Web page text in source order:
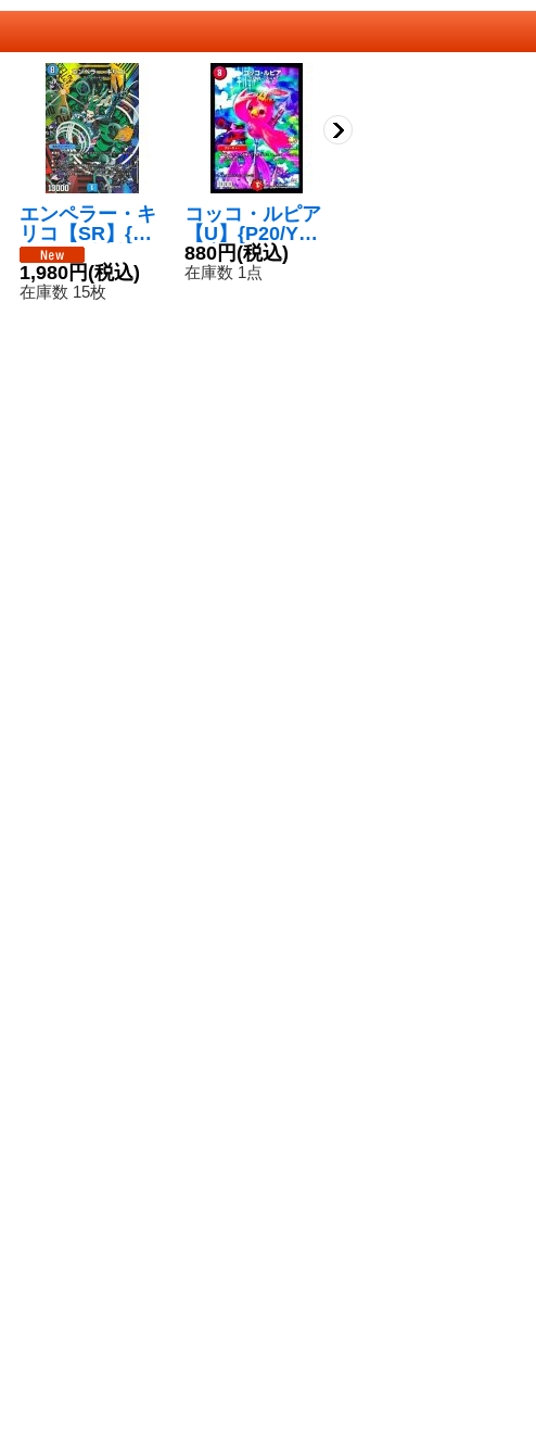
エンペラー・キ
リコ【SR】{P1
9/Y25}《水》
1,980円(税込)
在庫数 15枚
コッコ・ルピア
【U】{P20/Y14}
《火》
880円(税込)
在庫数 1点